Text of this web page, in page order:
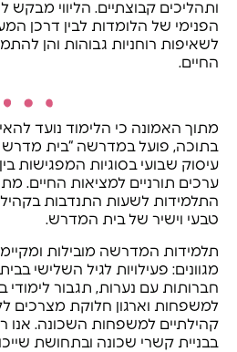
ותהליכים קבוצתיים. הליווי מבקש
הפנימי של הלומדות לבין דרכן
לשאיפות רוחניות גבוהות והן
החיים.
מתוך האמונה כי הלימוד נועד
בתוכה, פועל במדרשה “בית מדרש
עיסוק שבועי בסוגיות המפגישות
ערכים תורניים למציאות החיים.
התלמידות לשעות התנדבות
טבעי וישיר של בית המדרש.
תלמידות המדרשה מובילות
מגוונים: פעילויות לגיל השלישי
חברותות עם נערות, תגבור לימודי
למשפחות וארגון חלוקת מצרכים
קהילתיים למשפחות השכונה. אנו
בבניית קשרי שכונה ובתחושת